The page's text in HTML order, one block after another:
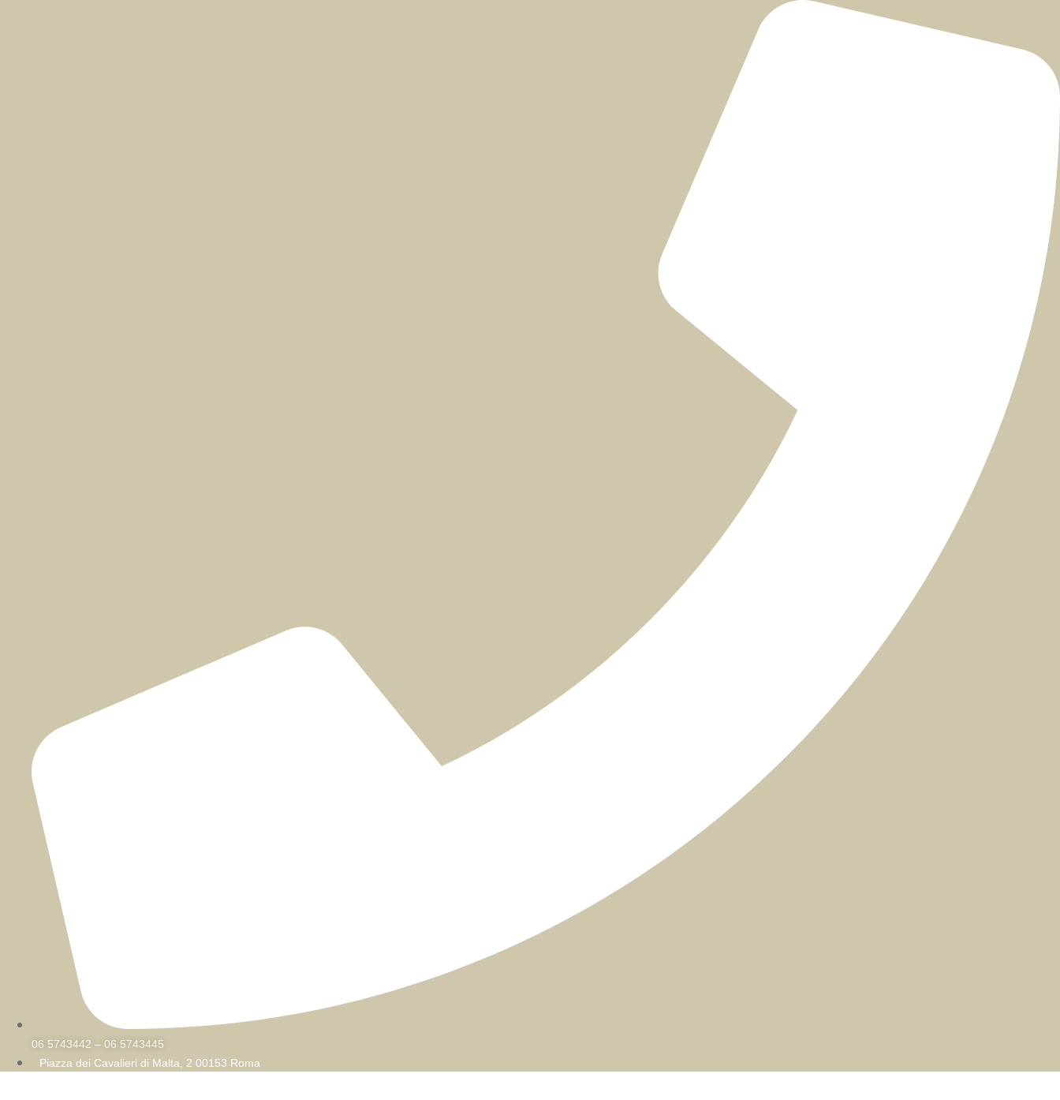
06 5743442 – 06 5743445
Piazza dei Cavalieri di Malta, 2 00153 Roma